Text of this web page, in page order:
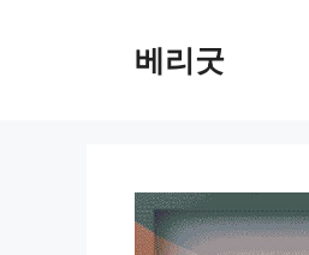
베리굿